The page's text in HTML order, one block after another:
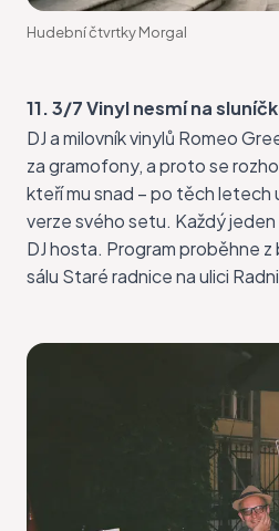
Hudební čtvrtky Morgal
11. 3/7 Vinyl nesmí na
DJ a milovník vinylů Romeo
za gramofony, a proto se
kteří mu snad – po těch letech
verze svého setu. Každý
DJ hosta. Program proběhne
sálu Staré radnice na ulici